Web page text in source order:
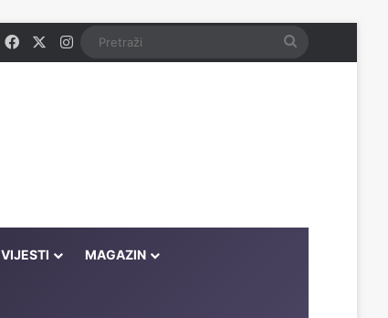
FacebookInstagram Pretraži
VIJESTI MAGAZIN